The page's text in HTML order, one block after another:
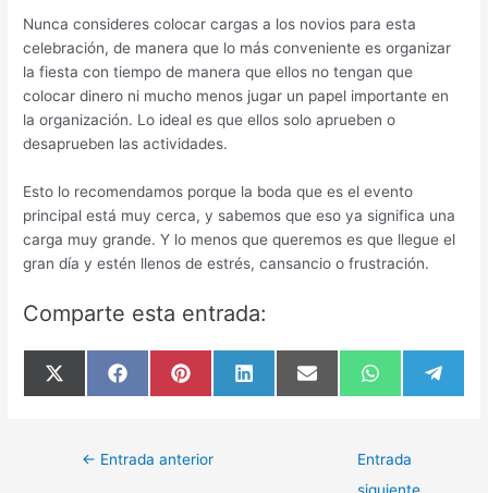
Nunca consideres colocar cargas a los novios para esta
celebración, de manera que lo más conveniente es organizar
la fiesta con tiempo de manera que ellos no tengan que
colocar dinero ni mucho menos jugar un papel importante en
la organización. Lo ideal es que ellos solo aprueben o
desaprueben las actividades.
Esto lo recomendamos porque la boda que es el evento
principal está muy cerca, y sabemos que eso ya significa una
carga muy grande. Y lo menos que queremos es que llegue el
gran día y estén llenos de estrés, cansancio o frustración.
Comparte esta entrada:
Compartir
en
X
(
Compartir
en
F
a
o
Compartir
en
P
i
e
Compartir
en
L
i
Compartir
en
E
m
Compartir
en
W
h
p
en
e
Navegación
← Entrada anterior
Entrada